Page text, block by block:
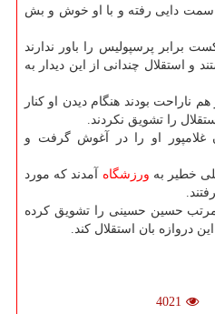
سمت دایی رفته و با او خوش و بش
برابر پرسپولیس را باور ندارند
و استقلال چندانی از این دیدار به
ناراحت بودند هنگام دیدن او كنار
را تشویق نكردند.
غلامپور او را در آغوش گرفت و
خطیر به ورزشگاه آمدند كه مورد
حسین حسینی را تشویق كرده
دروازه بان استقلال كند.
4021